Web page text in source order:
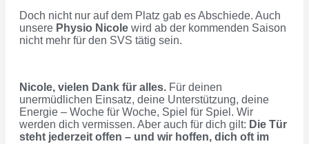
Doch nicht nur auf dem Platz gab es Abschiede. Auch
unsere Physio Nicole wird ab der kommenden Saison
nicht mehr für den SVS tätig sein.
Nicole, vielen Dank für alles. Für deinen
unermüdlichen Einsatz, deine Unterstützung, deine
Energie – Woche für Woche, Spiel für Spiel. Wir
werden dich vermissen. Aber auch für dich gilt: Die Tür
steht jederzeit offen – und wir hoffen, dich oft im